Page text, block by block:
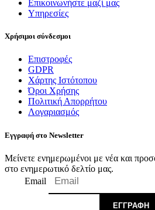
Επικοινωνήστε μαζί μας
Υπηρεσίες
Χρήσιμοι σύνδεσμοι
Επιστροφές
GDPR
Χάρτης Ιστότοπου
Όροι Χρήσης
Πολιτική Απορρήτου
Λογαριασμός
Εγγραφή στο Newsletter
Μείνετε ενημερωμένοι με νέα και
στο ενημερωτικό δελτίο μας.
Email
ΕΓΓΡΑΦΉ